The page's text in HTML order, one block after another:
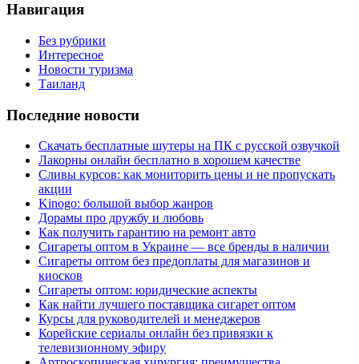
Навигация
Без рубрики
Интересное
Новости туризма
Таиланд
Последние новости
Скачать бесплатные шутеры на ПК с русской озвучкой
Лакорны онлайн бесплатно в хорошем качестве
Сливы курсов: как мониторить цены и не пропускать
акции
Kinogo: большой выбор жанров
Дорамы про дружбу и любовь
Как получить гарантию на ремонт авто
Сигареты оптом в Украине — все бренды в наличии
Сигареты оптом без предоплаты для магазинов и
киосков
Сигареты оптом: юридические аспекты
Как найти лучшего поставщика сигарет оптом
Курсы для руководителей и менеджеров
Корейские сериалы онлайн без привязки к
телевизионному эфиру